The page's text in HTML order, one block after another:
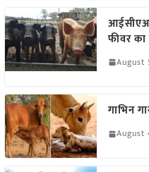
फीवर का
August
गाभिन
August